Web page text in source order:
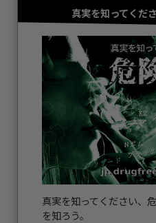
真実を知ってくだ
真実を知ってください、
を知ろう。